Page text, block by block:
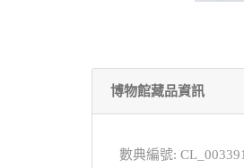
博物館藏品資訊
數典編號: